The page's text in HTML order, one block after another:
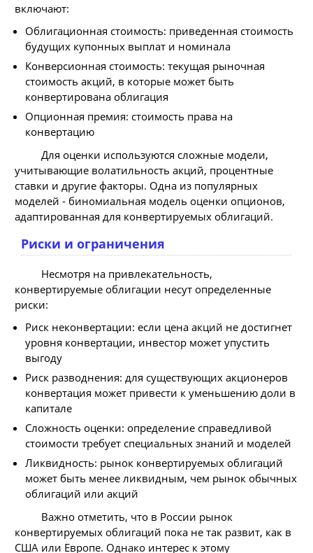
включают:
Облигационная стоимость: приведенная стоимость
будущих купонных выплат и номинала
Конверсионная стоимость: текущая рыночная
стоимость акций, в которые может быть
конвертирована облигация
Опционная премия: стоимость права на
конвертацию
Для оценки используются сложные модели,
учитывающие волатильность акций, процентные
ставки и другие факторы. Одна из популярных
моделей - биномиальная модель оценки опционов,
адаптированная для конвертируемых облигаций.
Риски и ограничения
Несмотря на привлекательность,
конвертируемые облигации несут определенные
риски:
Риск неконвертации: если цена акций не достигнет
уровня конвертации, инвестор может упустить
выгоду
Риск разводнения: для существующих акционеров
конвертация может привести к уменьшению доли в
капитале
Сложность оценки: определение справедливой
стоимости требует специальных знаний и моделей
Ликвидность: рынок конвертируемых облигаций
может быть менее ликвидным, чем рынок обычных
облигаций или акций
Важно отметить, что в России рынок
конвертируемых облигаций пока не так развит, как в
США или Европе. Однако интерес к этому